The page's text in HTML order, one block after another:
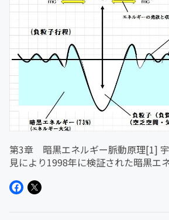
第3章 暗黒エネルギー脈動原理[1]
見により1998年に検証された暗黒
を導いた。両者はあらゆる検証に耐